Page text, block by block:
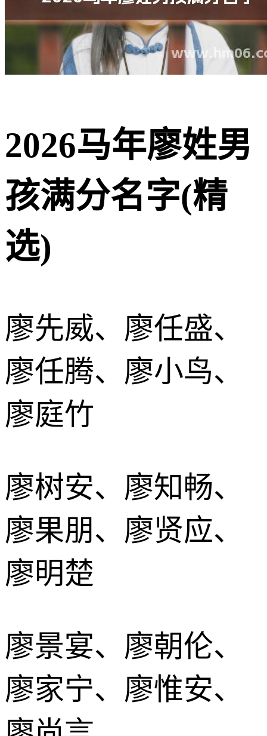
2026马年廖姓男
孩满分名字(精
选)
廖先威、廖任盛、
廖任腾、廖小鸟、
廖庭竹
廖树安、廖知畅、
廖果朋、廖贤应、
廖明楚
廖景宴、廖朝伦、
廖家宁、廖惟安、